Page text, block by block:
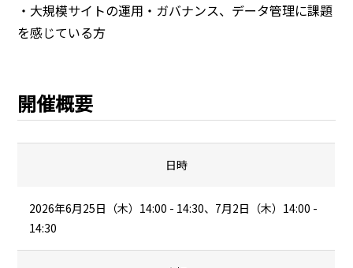
・大規模サイトの運用・ガバナンス、データ管理に課題
を感じている方
開催概要
日時
2026年6月25日（木）14:00 - 14:30、7月2日（木）14:00 -
14:30